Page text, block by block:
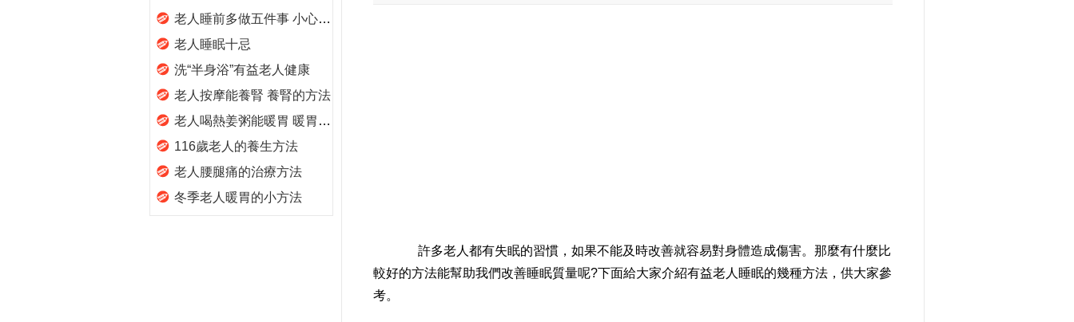
許多老人都有失眠的習慣，如果不能及時改善就容易對身體造成傷害。那麼有什麼比
較好的方法能幫助我們改善睡眠質量呢?下面給大家介紹有益老人睡眠的幾種方法，供大家參
考。
老人睡前多做五件事 小心睡眠被偷走
老人睡眠十忌
洗“半身浴”有益老人健康
老人按摩能養腎 養腎的方法
老人喝熱姜粥能暖胃 暖胃的方法
116歲老人的養生方法
老人腰腿痛的治療方法
冬季老人暖胃的小方法